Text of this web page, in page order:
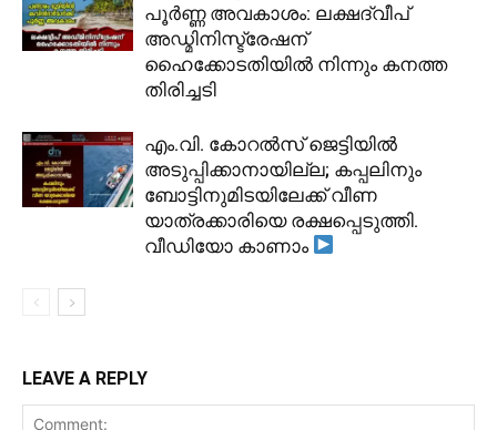
പൂർണ്ണ അവകാശം: ലക്ഷദ്വീപ്
അഡ്മിനിസ്ട്രേഷന്
ഹൈക്കോടതിയിൽ നിന്നും കനത്ത
തിരിച്ചടി
​എം.വി. കോറൽസ് ജെട്ടിയിൽ
അടുപ്പിക്കാനായില്ല; കപ്പലിനും
ബോട്ടിനുമിടയിലേക്ക് വീണ
യാത്രക്കാരിയെ രക്ഷപ്പെടുത്തി.
വീഡിയോ കാണാം
LEAVE A REPLY